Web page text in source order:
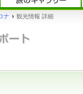
ナ › 観光情報 詳細